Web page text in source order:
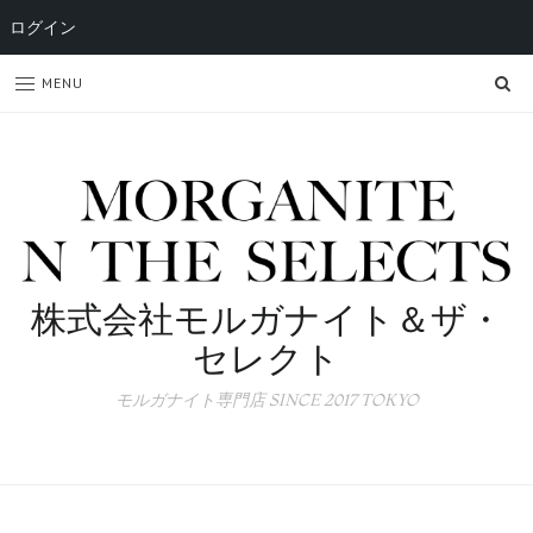
MENU
株式会社モルガナイト＆ザ・
セレクト
モルガナイト専門店 SINCE 2017 TOKYO
ログイン